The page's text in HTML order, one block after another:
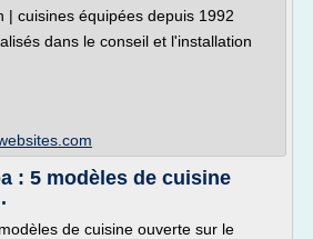
| cuisines équipées depuis 1992
dans le conseil et l'installation
: 5 modèles de cuisine
de cuisine ouverte sur le